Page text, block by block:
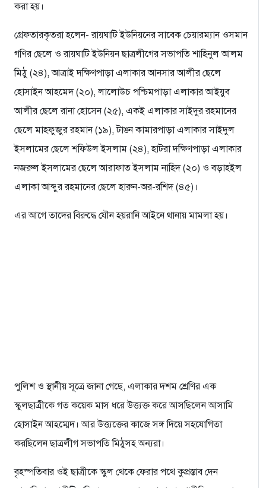
করা হয়।
গ্রেফতারকৃতরা হলেন- রায়ঘাটি ইউনিয়নের সাবেক চেয়ারম্যান ওসমান
গণির ছেলে ও রায়ঘাটি ইউনিয়ন ছাত্রলীগের সভাপতি শাহিনুল আলম
মিঠু (২৪), আত্রাই দক্ষিণপাড়া এলাকার আনসার আলীর ছেলে
হোসাইন আহমেদ (২০), লালোউচ পশ্চিমপাড়া এলাকার আইয়ুব
আলীর ছেলে রানা হোসেন (২৫), একই এলাকার সাইদুর রহমানের
ছেলে মাহফুজুর রহমান (১৯), টাঙন কামারপাড়া এলাকার সাইদুল
ইসলামের ছেলে শফিউল ইসলাম (২৪), হাটরা দক্ষিণপাড়া এলাকার
নজরুল ইসলামের ছেলে আরাফাত ইসলাম নাহিদ (২০) ও বড়াহইল
এলাকা আব্দুর রহমানের ছেলে হারুন-অর-রশিদ (৪৫)।
এর আগে তাদের বিরুদ্ধে যৌন হয়রানি আইনে থানায় মামলা হয়।
পুলিশ ও স্থানীয় সূত্রে জানা গেছে, এলাকার দশম শ্রেণির এক
স্কুলছাত্রীকে গত কয়েক মাস ধরে উত্ত্যক্ত করে আসছিলেন আসামি
হোসাইন আহম্মেদ। আর উত্ত্যক্তের কাজে সঙ্গ দিয়ে সহযোগিতা
করছিলেন ছাত্রলীগ সভাপতি মিঠুসহ অন্যরা।
বৃহস্পতিবার ওই ছাত্রীকে স্কুল থেকে ফেরার পথে কুপ্রস্তাব দেন